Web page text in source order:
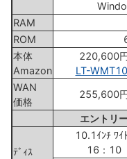
RAM
ROM
本体
Amazon
220,600
LT-
WAN
価格
255,600
エントリ
ﾃﾞｨｽ
10.1ｲﾝﾁ ﾜｲ
16：10